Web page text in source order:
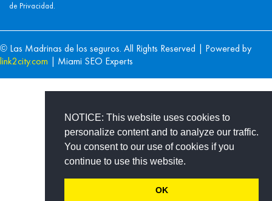
NOTICE: This website uses cookies to
personalize content and to analyze our traffic.
You consent to our use of cookies if you
continue to use this website.
OK
de Privacidad.
© Las Madrinas de los seguros. All Rights Reserved | Powered by
link2city.com | Miami SEO Experts